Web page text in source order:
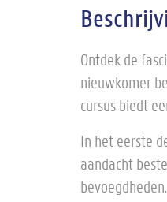
Ontdek de
nieuwkomer
cursus biedt
In het eerste
aandacht
bevoegdheden.